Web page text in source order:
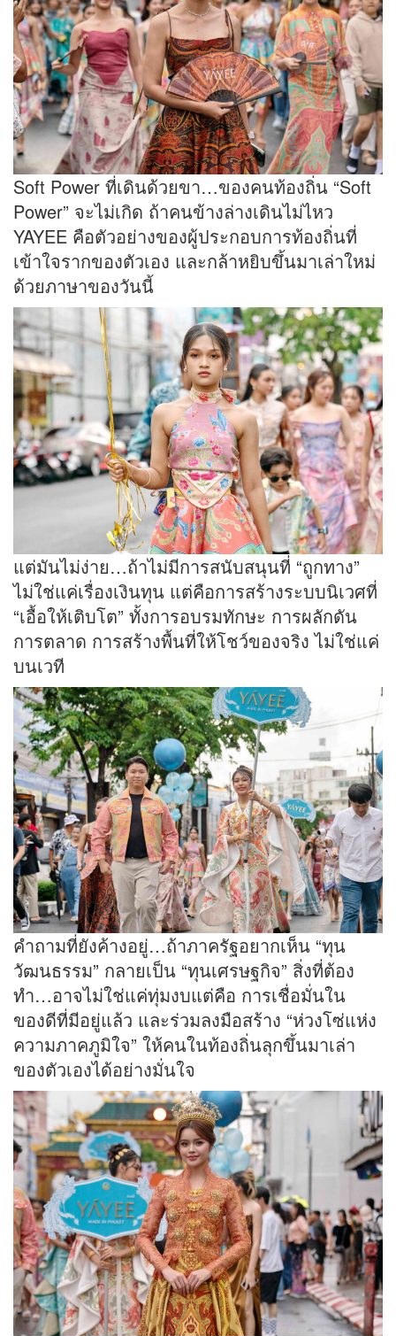
Soft Power ที่เดินด้วยขา…ของคนท้องถิ่น “Soft
Power” จะไม่เกิด ถ้าคนข้างล่างเดินไม่ไหว
YAYEE คือตัวอย่างของผู้ประกอบการท้องถิ่นที่
เข้าใจรากของตัวเอง และกล้าหยิบขึ้นมาเล่าใหม่
ด้วยภาษาของวันนี้
แต่มันไม่ง่าย…ถ้าไม่มีการสนับสนุนที่ “ถูกทาง”
ไม่ใช่แค่เรื่องเงินทุน แต่คือการสร้างระบบนิเวศที่
“เอื้อให้เติบโต” ทั้งการอบรมทักษะ การผลักดัน
การตลาด การสร้างพื้นที่ให้โชว์ของจริง ไม่ใช่แค่
บนเวที
คำถามที่ยังค้างอยู่…ถ้าภาครัฐอยากเห็น “ทุน
วัฒนธรรม” กลายเป็น “ทุนเศรษฐกิจ” สิ่งที่ต้อง
ทำ…อาจไม่ใช่แค่ทุ่มงบแต่คือ การเชื่อมั่นใน
ของดีที่มีอยู่แล้ว และร่วมลงมือสร้าง “ห่วงโซ่แห่ง
ความภาคภูมิใจ” ให้คนในท้องถิ่นลุกขึ้นมาเล่า
ของตัวเองได้อย่างมั่นใจ